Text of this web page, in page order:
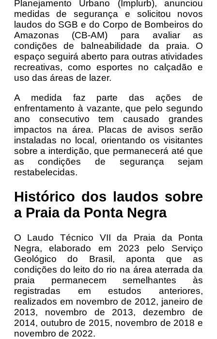
Planejamento Urbano (Implurb), anunciou
medidas de segurança e solicitou novos
laudos do SGB e do Corpo de Bombeiros do
Amazonas (CB-AM) para avaliar as
condições de balneabilidade da praia. O
espaço seguirá aberto para outras atividades
recreativas, como esportes no calçadão e
uso das áreas de lazer.
A medida faz parte das ações de
enfrentamento à vazante, que pelo segundo
ano consecutivo tem causado grandes
impactos na área. Placas de avisos serão
instaladas no local, orientando os visitantes
sobre a interdição, que permanecerá até que
as condições de segurança sejam
restabelecidas.
Histórico dos laudos sobre
a Praia da Ponta Negra
O Laudo Técnico VII da Praia da Ponta
Negra, elaborado em 2023 pelo Serviço
Geológico do Brasil, aponta que as
condições do leito do rio na área aterrada da
praia permanecem semelhantes às
registradas em estudos anteriores,
realizados em novembro de 2012, janeiro de
2013, novembro de 2013, dezembro de
2014, outubro de 2015, novembro de 2018 e
novembro de 2022.